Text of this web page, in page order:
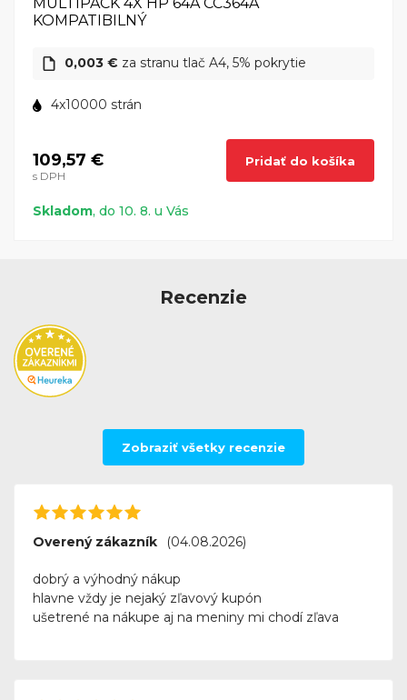
KOMPATIBILNÝ
0,003 € za stranu tlač A4, 5% pokrytie
4x10000 strán
109,57 €
s DPH
Pridať do košíka
Skladom, do 10. 8. u Vás
Recenzie
Zobraziť všetky recenzie
Overený zákazník (04.08.2026)
dobrý a výhodný nákup
hlavne vždy je nejaký zľavový kupón
ušetrené na nákupe aj na meniny mi chodí zľava